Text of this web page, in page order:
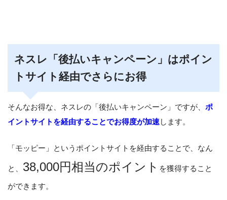
ネスレ「後払いキャンペーン」はポイン
トサイト経由でさらにお得
そんなお得な、ネスレの「後払いキャンペーン」ですが、 ポ
イントサイトを経由することでお得度が加速します。
「モッピー」というポイントサイトを経由することで、なん
と、 38,000円相当のポイント を獲得すること
ができます。